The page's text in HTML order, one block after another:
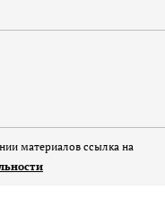
материалов ссылка на